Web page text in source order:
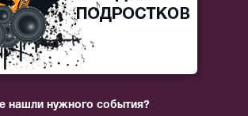
нашли нужного события?